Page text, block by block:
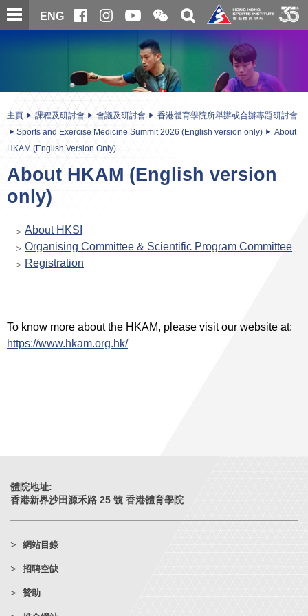
跳
至
ENG
開
合
信
二
維
碼
關
搜
主頁 課程及研討會 會議及研討會
香港體育學院所舉辦或合辦專題研討會
Sports and Exercise Medicine Summit 2026 (English version only)
About
HKAM (English Version Only)
About HKAM (English version
only)
About HKSI
Organising Committee & Scientific Program Committee
Registration
To know more about the HKAM, please visit our website at:
https://www.hkam.org.hk/
體院地址:
香港新界沙田源禾路 25 號 香港體育學院
網站目錄
招聘空缺
贊助